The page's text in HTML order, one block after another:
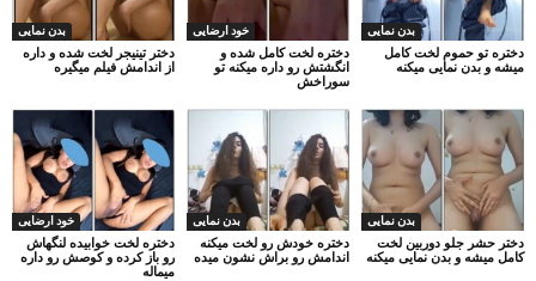
بدن نمایی
دختر تینیجر لخت شده و داره
از اندامش فیلم میگیره
خود ارضایی
دختره لخت کامل شده و
انگشتش رو داره میکنه تو
سوراخش
بدن نمایی
دختره تو حموم لخت کامل
میشه و بدن نمایی میکنه
خود ارضایی
دختره لخت خوابیده لنگهاش
رو باز کرده و کوصش رو داره
میماله
بدن نمایی
دختره خودش رو لخت میکنه
اندامش رو براش نشون میده
بدن نمایی
دختر حشر جلو دوربین لخت
کامل میشه و بدن نمایی میکنه